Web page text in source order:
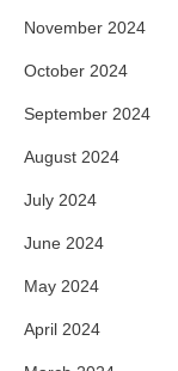
November 2024
October 2024
September 2024
August 2024
July 2024
June 2024
May 2024
April 2024